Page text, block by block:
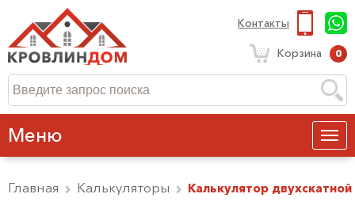
Контакты
Корзина 0
Меню
Главная Калькуляторы Калькулятор